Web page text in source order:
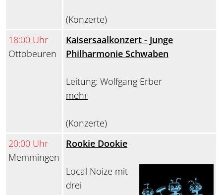
(Konzerte)
18:00 Uhr
Ottobeuren
Kaisersaalkonzert - Junge
Philharmonie Schwaben
Leitung: Wolfgang Erber
mehr
(Konzerte)
20:00 Uhr
Memmingen
Rookie Dookie
Local Noize mit
drei